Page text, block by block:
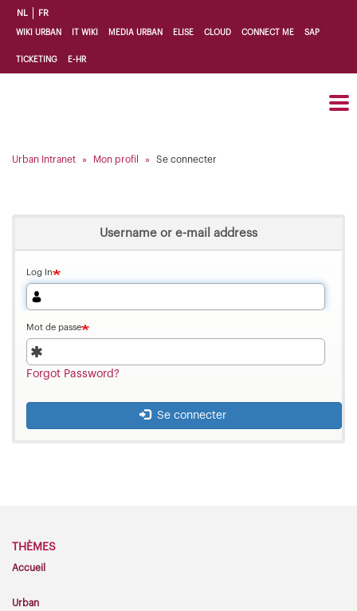
Aller
principal
NL FR
Top
FR
WIKI URBAN IT WIKI MEDIA URBAN ELISE CLOUD CONNECT ME SAP
TICKETING E-HR
Urban Intranet Mon profil Se connecter
Username or e-mail address
Log In
Mot de passe
Forgot Password?
Se connecter
THÈMES
Accueil
Urban